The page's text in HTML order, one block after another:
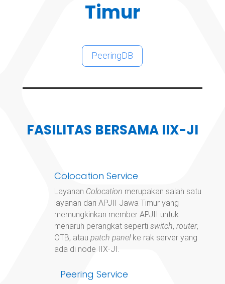
Timur
PeeringDB
FASILITAS BERSAMA IIX-JI
Colocation Service
Layanan Colocation merupakan salah satu
layanan dari APJII Jawa Timur yang
memungkinkan member APJII untuk
menaruh perangkat seperti switch, router,
OTB, atau patch panelke rak server yang
ada di node IIX-JI.
Peering Service